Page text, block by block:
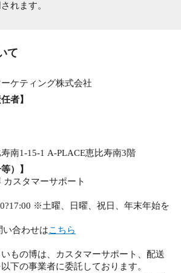
れます。
て
ケティング株式会社
者】
南1-15-1 A-PLACE恵比寿南3階
）】
スタマーサポート
※土曜、日曜、祝日、年末年始を
合わせはこちら
もの博は、カスタマーサポート、配送
下の事業者に委託しております。